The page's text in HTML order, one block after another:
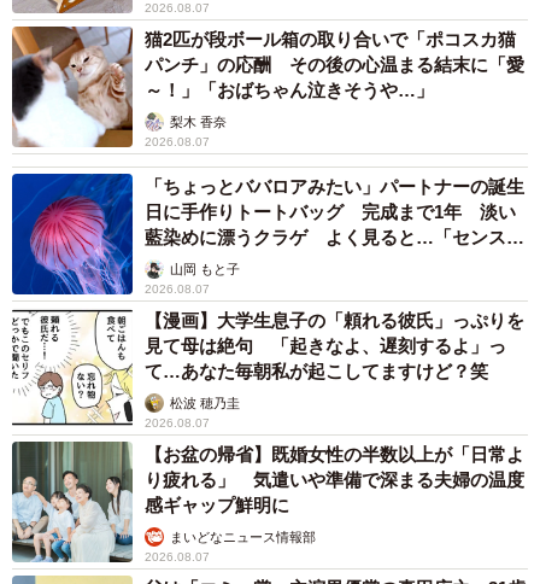
2026.08.07
猫2匹が段ボール箱の取り合いで「ポコスカ猫
パンチ」の応酬 その後の心温まる結末に「愛
～！」「おばちゃん泣きそうや…」
梨木 香奈
2026.08.07
「ちょっとババロアみたい」パートナーの誕生
日に手作りトートバッグ 完成まで1年 淡い
藍染めに漂うクラゲ よく見ると…「センスす
ごい」山岡 もと子
2026.08.07
【漫画】大学生息子の「頼れる彼氏」っぷりを
見て母は絶句 「起きなよ、遅刻するよ」っ
て…あなた毎朝私が起こしてますけど？笑
松波 穂乃圭
2026.08.07
【お盆の帰省】既婚女性の半数以上が「日常よ
り疲れる」 気遣いや準備で深まる夫婦の温度
感ギャップ鮮明に
まいどなニュース情報部
2026.08.07